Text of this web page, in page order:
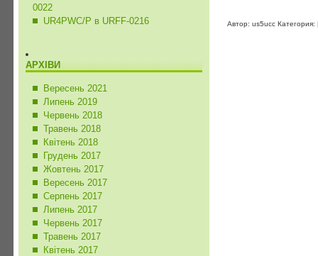
0022
UR4PWC/P в URFF-0216
АРХІВИ
Вересень 2021
Липень 2019
Червень 2018
Травень 2018
Квітень 2018
Грудень 2017
Жовтень 2017
Вересень 2017
Серпень 2017
Липень 2017
Червень 2017
Травень 2017
Квітень 2017
Автор: us5ucc Категория: